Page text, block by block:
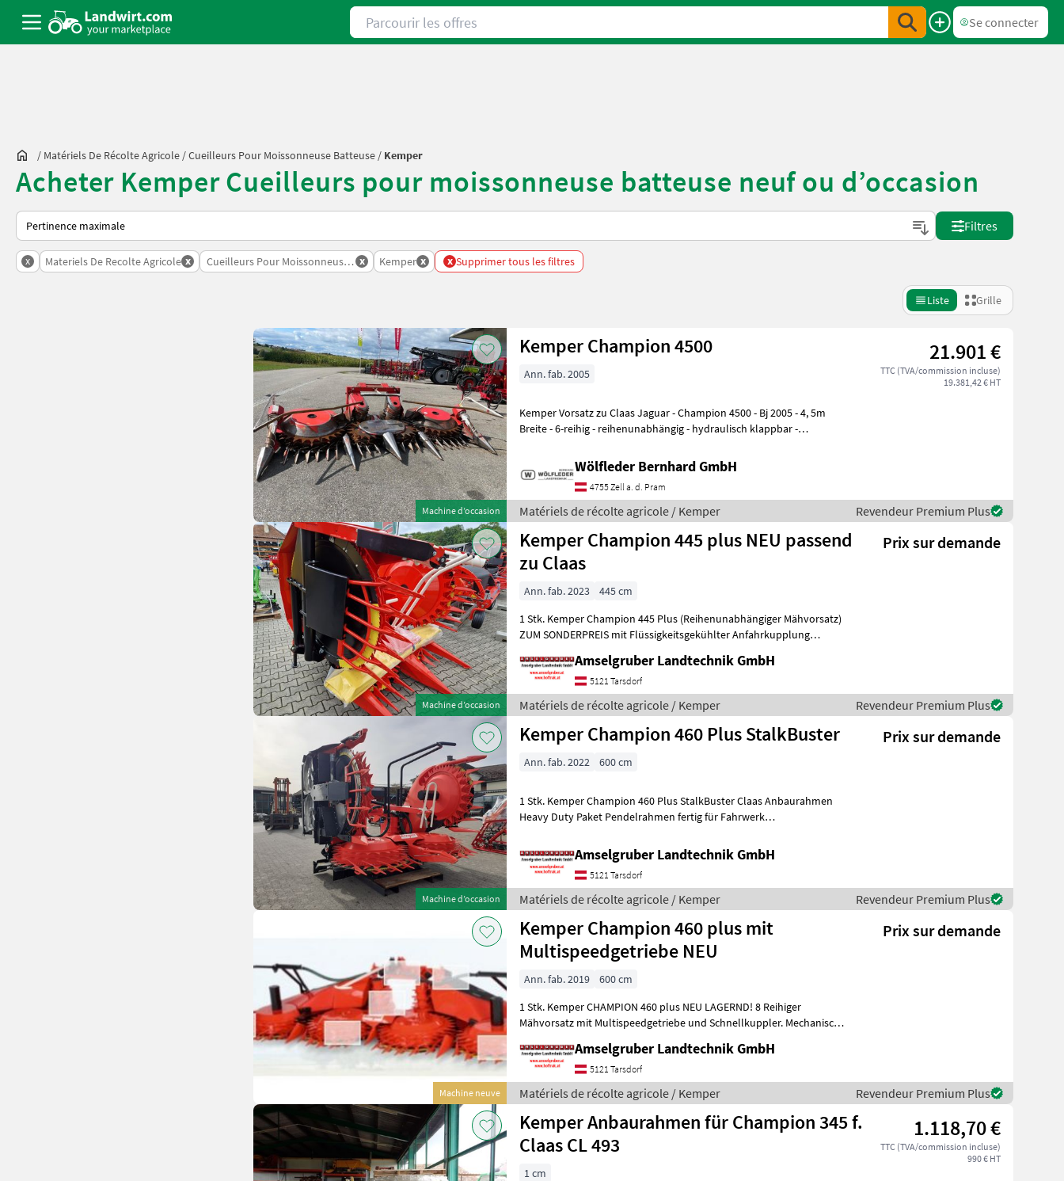
Parcourir les offres
Se connecter
/ Matériels De Récolte Agricole /Cueilleurs Pour Moissonneuse Batteuse / Kemper
Acheter Kemper Cueilleurs pour moissonneuse batteuse neuf ou d’occasion
Voici comment les annonces sont triées sur Landwirt.com
Filtres
x Materiels De Recolte Agricole x Cueilleurs Pour Moissonneuse Batteuse
x Kemper x x Supprimer tous les filtres
Liste Grille
Machine d’occasion
Kemper Champion 4500 21.901 €
TTC (TVA/commission incluse)
19.381,42 € HT
Ann. fab. 2005
Kemper Vorsatz zu Claas Jaguar - Champion 4500 - Bj 2005 - 4, 5m
Breite - 6-reihig - reihenunabhängig - hydraulisch klappbar -
Wölfleder Bernhard GmbH
4755 Zell a. d. Pram
Matériels de récolte agricole / Kemper Revendeur Premium Plus
Machine d’occasion
Kemper Champion 445 plus NEU passend
zu Claas
Prix sur demande
Ann. fab. 2023
445 cm
1 Stk. Kemper Champion 445 Plus (Reihenunabhängiger Mähvorsatz)
ZUM SONDERPREIS mit Flüssigkeitsgekühlter Anfahrkupplung
Amselgruber Landtechnik GmbH
5121 Tarsdorf
Matériels de récolte agricole / Kemper Revendeur Premium Plus
Machine d’occasion
Kemper Champion 460 Plus StalkBuster Prix sur demande
Ann. fab. 2022 600 cm
1 Stk. Kemper Champion 460 Plus StalkBuster Claas Anbaurahmen
Heavy Duty Paket Pendelrahmen fertig für Fahrwerk
Amselgruber Landtechnik GmbH
5121 Tarsdorf
Matériels de récolte agricole / Kemper Revendeur Premium Plus
Machine neuve
Kemper Champion 460 plus mit
Multispeedgetriebe NEU
Prix sur demande
Ann. fab. 2019
600 cm
1 Stk. Kemper CHAMPION 460 plus NEU LAGERND! 8 Reihiger
Mähvorsatz mit Multispeedgetriebe und Schnellkuppler. Mechanischer
Amselgruber Landtechnik GmbH
5121 Tarsdorf
Matériels de récolte agricole / Kemper Revendeur Premium Plus
Kemper Anbaurahmen für Champion 345 f.
Claas CL 493
1.118,70 €
TTC (TVA/commission incluse)
990 € HT
1 cm